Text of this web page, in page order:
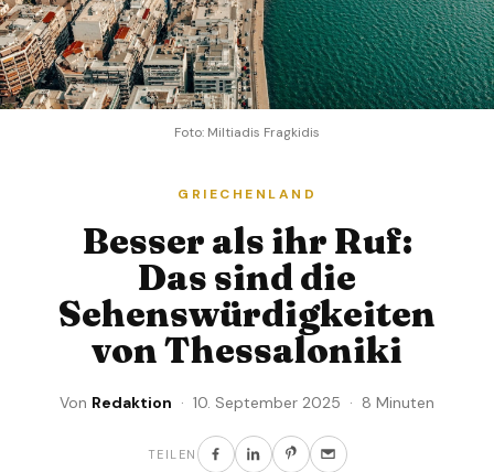
Foto: Miltiadis Fragkidis
GRIECHENLAND
Besser als ihr Ruf:
Das sind die
Sehenswürdigkeiten
von Thessaloniki
Von Redaktion · 10. September 2025 · 8 Minuten
TEILEN